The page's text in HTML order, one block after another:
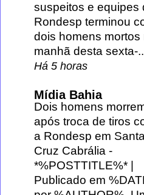
suspeitos e equipes
Rondesp terminou
dois homens mortos
manhã desta sexta-
Há 5 horas
Mídia Bahia
Dois homens
após troca de tiros
a Rondesp em
Cruz Cabrália -
*%POSTTITLE%* |
Publicado em